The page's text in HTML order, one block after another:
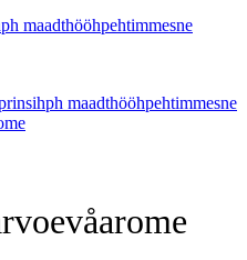
maadthööhpehtimmesne
maadthööhpehtimmesne